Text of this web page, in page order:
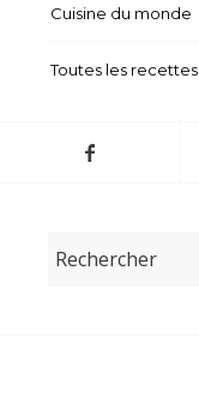
Cuisine du monde
Toutes les recettes